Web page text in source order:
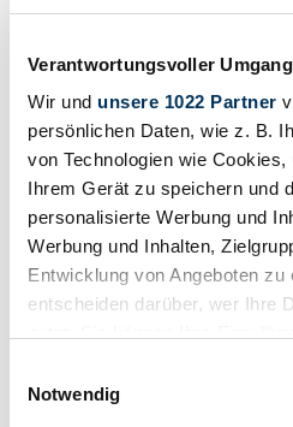
Verantwortungsvoller
Wir und unsere 1022 Partner
persönlichen Daten, wie z. B.
von Technologien wie
Ihrem Gerät zu speichern und
personalisierte Werbung und
Werbung und Inhalten,
Entwicklung von Angeboten zu
entscheiden darüber, wer Ihre
Trigger Symbol ändern oder
Notwendig
/ 50
1948 | Cadillac 62